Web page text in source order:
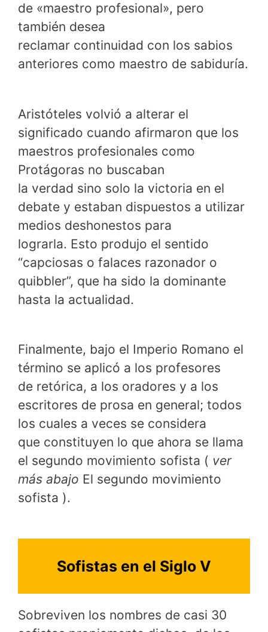
de «maestro profesional», pero
también desea
reclamar continuidad con los sabios
anteriores como maestro de sabiduría.
Aristóteles volvió a alterar el
significado cuando afirmaron que los
maestros profesionales como
Protágoras no buscaban
la verdad sino solo la victoria en el
debate y estaban dispuestos a utilizar
medios deshonestos para
lograrla. Esto produjo el sentido
“capciosas o falaces razonador o
quibbler”, que ha sido la dominante
hasta la actualidad.
Finalmente, bajo el Imperio Romano el
término se aplicó a los profesores
de retórica, a los oradores y a los
escritores de prosa en general; todos
los cuales a veces se considera
que constituyen lo que ahora se llama
el segundo movimiento sofista ( ver
más abajo El segundo movimiento
sofista ).
Sofistas en el Siglo V
Sobreviven los nombres de casi 30